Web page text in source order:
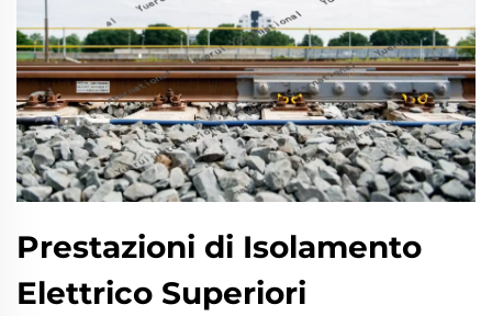
Prestazioni di Isolamento
Elettrico Superiori